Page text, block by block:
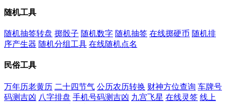
随机工具
随机抽签转盘 掷骰子 随机数字 随机抽签 在线掷硬币 随机排
序产生器 随机分组工具 在线随机点名
民俗工具
万年历老黄历 二十四节气 公历农历转换 财神方位查询 车牌号
码测吉凶 八字排盘 手机号码测吉凶 九宫飞星 在线灵签 线上